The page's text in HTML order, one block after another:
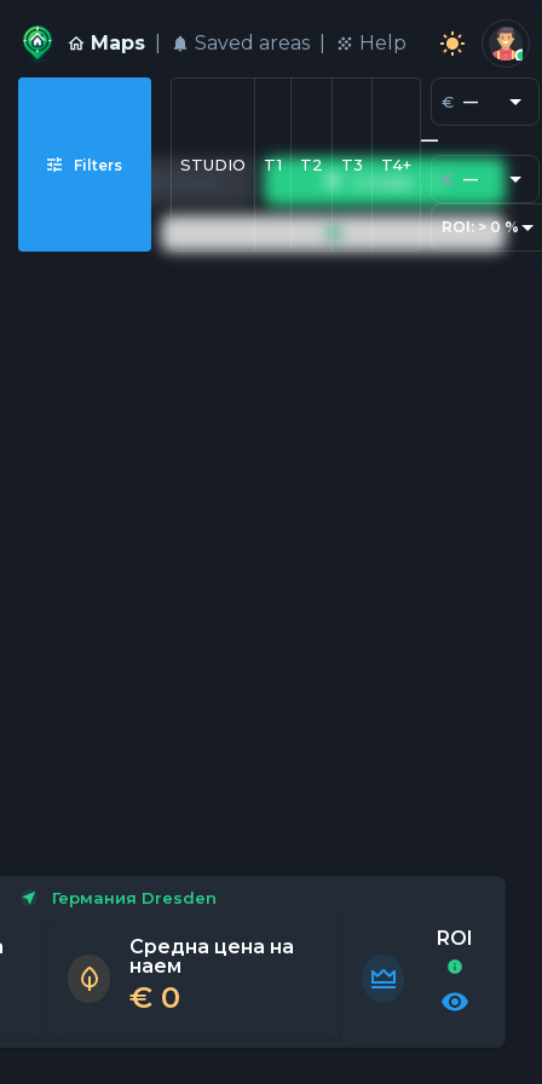
Maps Saved areas Help
Filters STUDIO T1 T2 T3 T4+
€ —
—
€ —
ROI:> 0%
Слоеве
Германия Dresden
Средна цена на
наем
€ 0
ROI